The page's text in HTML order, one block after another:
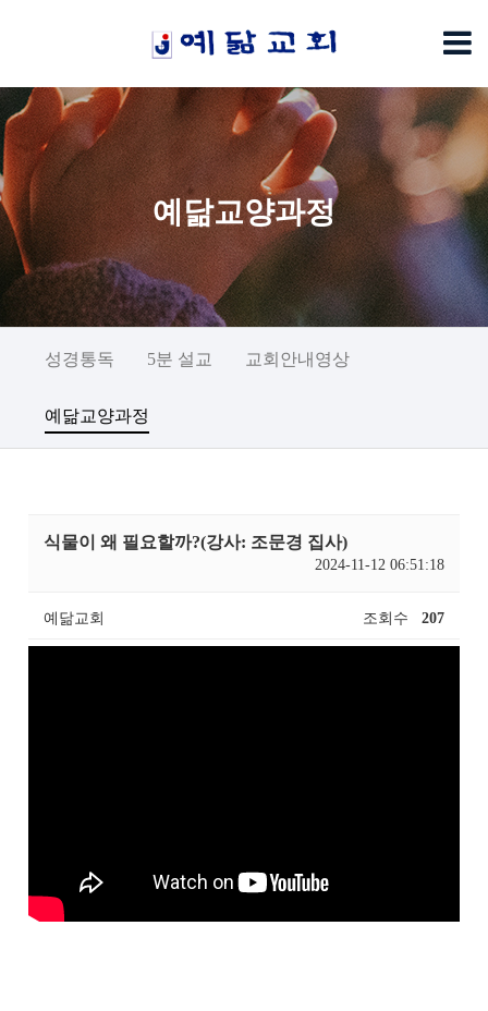
예닮교양과정
성경통독 5분 설교 교회안내영상
예닮교양과정
식물이 왜 필요할까?(강사: 조문경 집사)
2024-11-12 06:51:18
예닮교회 조회수 207